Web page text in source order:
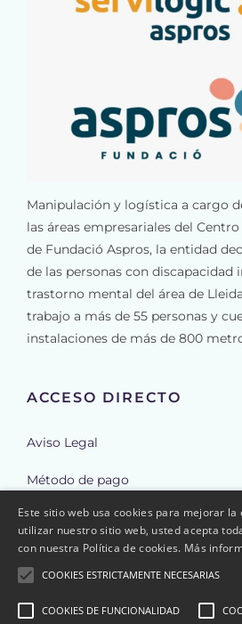
Manipulación y logística a cargo
las áreas empresariales del
de Fundació Aspros, la entidad
de las personas con discapacidad
trastorno mental del área de
trabajo a más de 55 personas y
instalaciones de más de 800
ACCESO DIRECTO
Aviso Legal
Método de pago
Envíos
Reembolso y cancelación de
Este sitio web usa cookies para mejorar
utilizar nuestro sitio web, usted acepta
con nuestra Política de cookies. Más
COOKIES ESTRICTAMENTE NECESARIAS
COOKIES DE FUNCIONALIDAD